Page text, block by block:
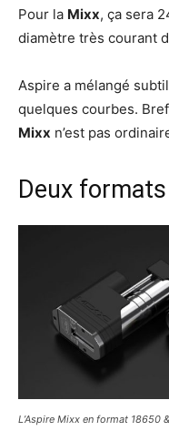
Pour la Mixx, ça sera
diamètre très courant
Aspire a mélangé
quelques courbes.
Mixx n’est pas
Deux
L’Aspire Mixx en format 18650